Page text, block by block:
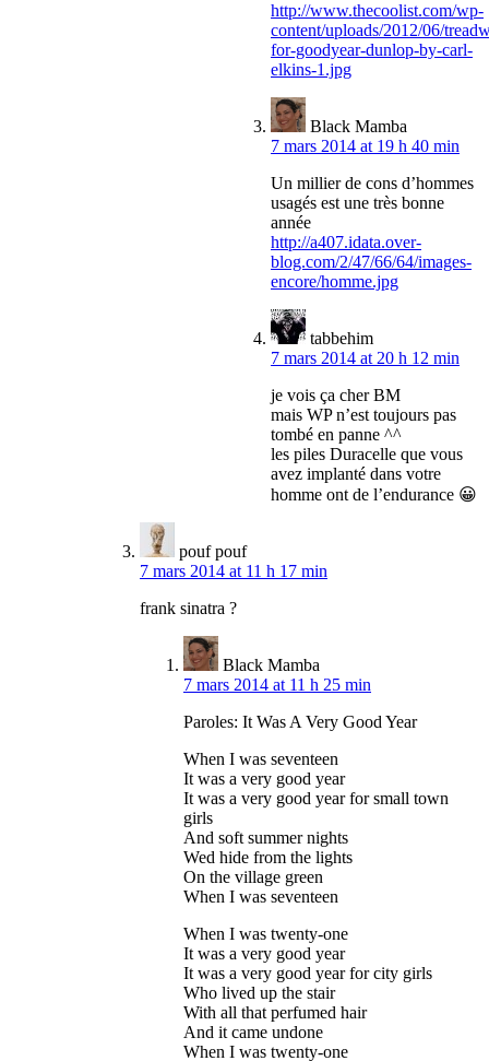
http://www.thecoolist.com/wp-
content/uploads/2012/06/
for-goodyear-dunlop-by-carl-
elkins-1.jpg
Black Mamba
7 mars 2014 at 19 h 40 min
Un millier de cons d’hommes
usagés est une très bonne
année
http://a407.idata.over-
blog.com/2/47/66/64/images-
encore/homme.jpg
tabbehim
7 mars 2014 at 20 h 12 min
je vois ça cher BM
mais WP n’est toujours pas
tombé en panne ^^
les piles Duracelle que vous
avez implanté dans votre
homme ont de l’endurance 😀
pouf pouf
7 mars 2014 at 11 h 17 min
frank sinatra ?
Black Mamba
7 mars 2014 at 11 h 25 min
Paroles: It Was A Very Good Year
When I was seventeen
It was a very good year
It was a very good year for small town
girls
And soft summer nights
Wed hide from the lights
On the village green
When I was seventeen
When I was twenty-one
It was a very good year
It was a very good year for city girls
Who lived up the stair
With all that perfumed hair
And it came undone
When I was twenty-one